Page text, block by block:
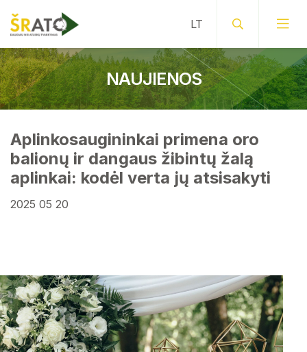
NAUJIENOS
Aplinkosaugininkai primena oro
balionų ir dangaus žibintų žalą
aplinkai: kodėl verta jų atsisakyti
2025 05 20